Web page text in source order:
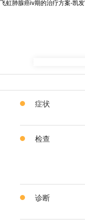
飞虹肺腺癌iv期的治疗方案-凯
症状
检查
诊断